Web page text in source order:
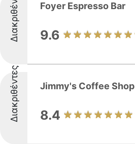
Διακριθέντες Foyer Espresso Bar
9.6
Διακριθέντες Jimmy's Coffee Shop
8.4